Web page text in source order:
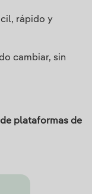
rápido y
cambiar, sin
plataformas de